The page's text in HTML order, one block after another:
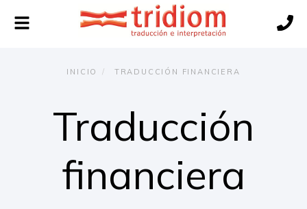
Alternar
navegación
INICIO TRADUCCIÓN FINANCIERA
Traducción
financiera